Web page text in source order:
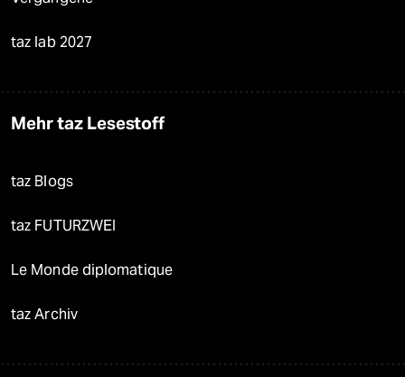
taz lab 2027
Mehr taz Lesestoff
taz Blogs
taz FUTURZWEI
Le Monde diplomatique
taz Archiv